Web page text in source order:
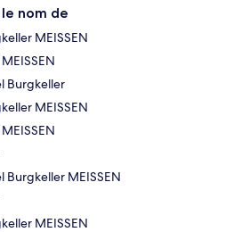
le nom de
MEISSEN
Burgkeller
MEISSEN
Burgkeller MEISSEN
MEISSEN